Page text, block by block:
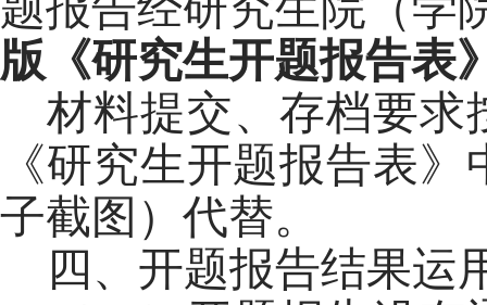
版《研究生开题报告表
材料提交、存档要求
《研究生开题报告表
子截图）代替。
四、开题报告结果运